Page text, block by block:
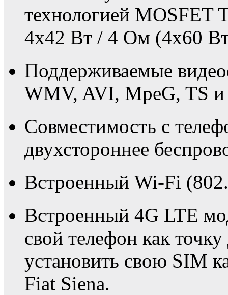
технологией MOSFET
4x42 Вт / 4 Ом (4х60
Поддерживаемые
WMV, AVI, MpeG, TS и
Совместимость с
двухстороннее
Встроенный Wi-Fi
Встроенный 4G LTE
свой телефон как
установить свою SIM
Fiat Siena.